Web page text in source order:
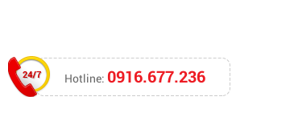
Hotline: 0916.677.236